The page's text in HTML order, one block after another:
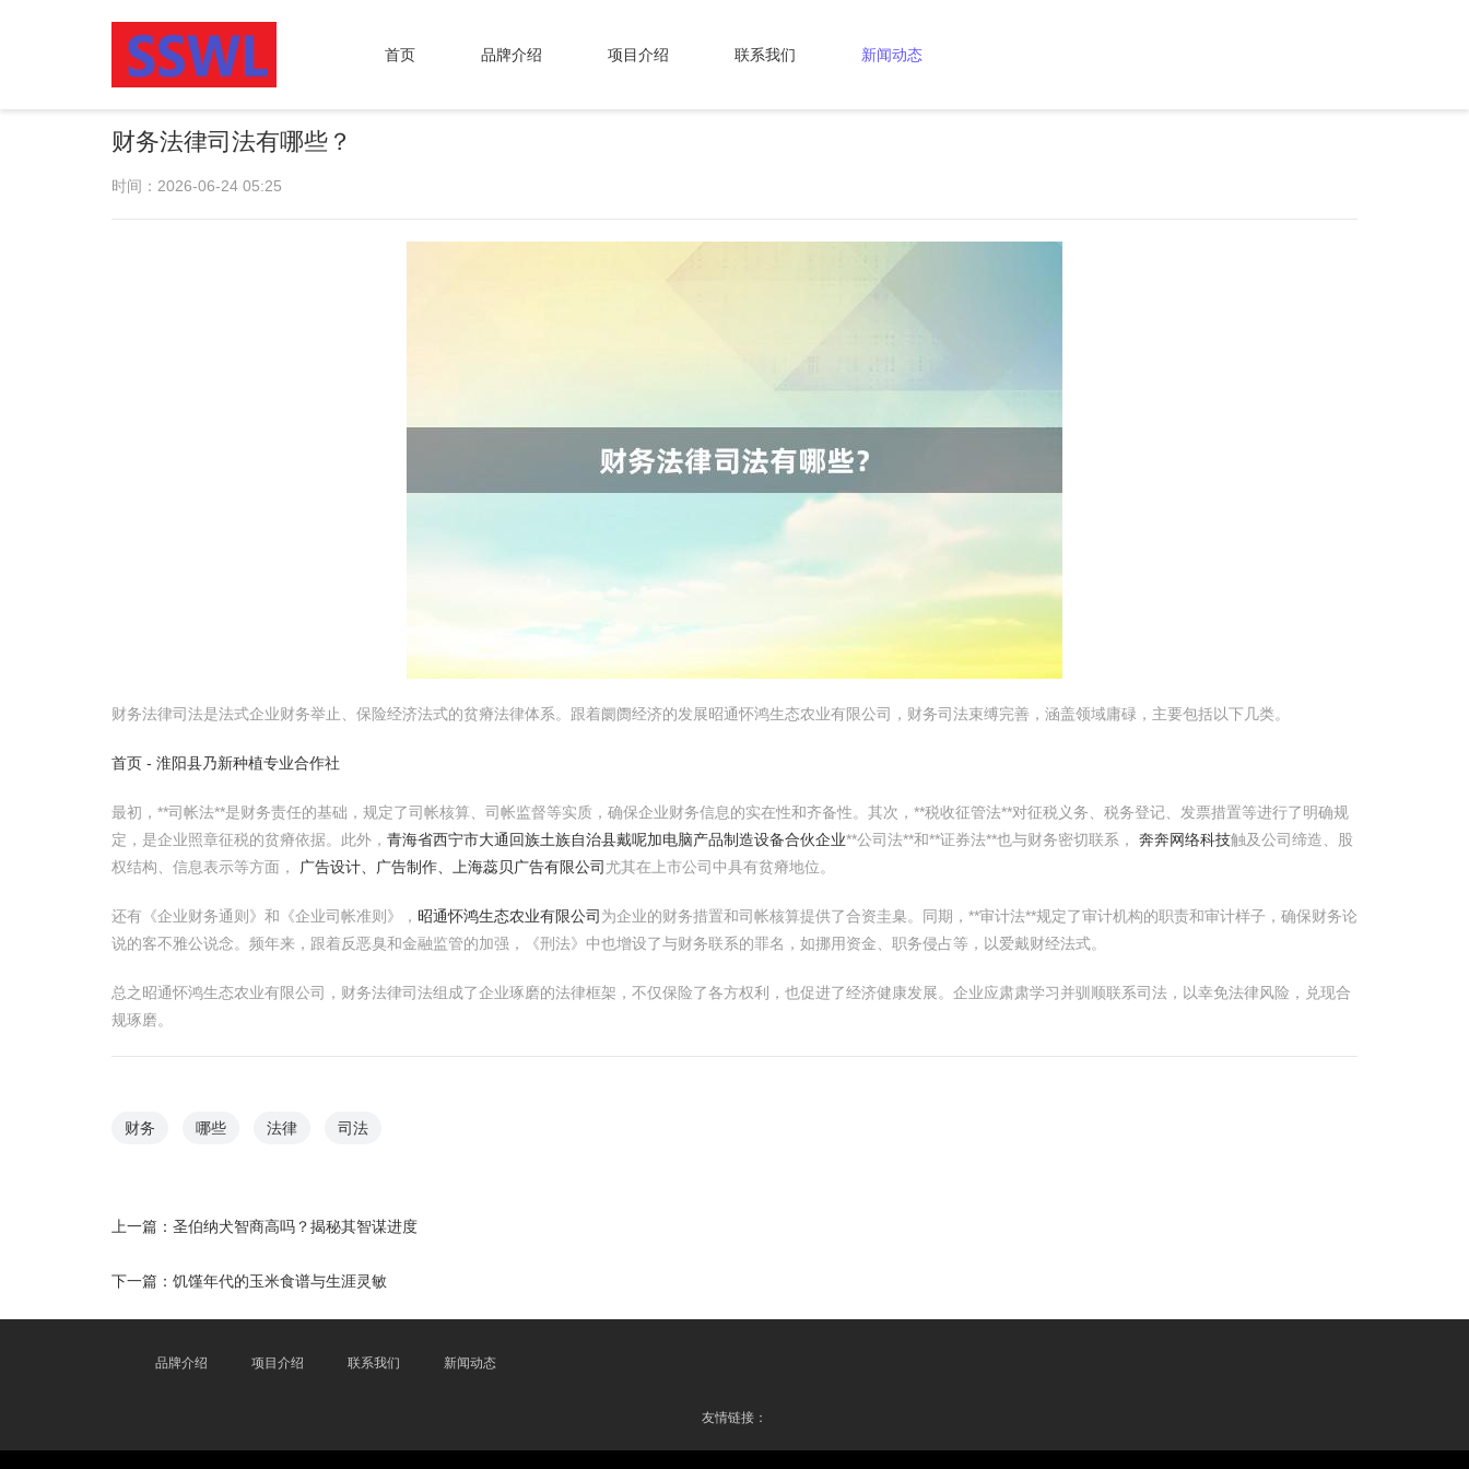
首页 品牌介绍 项目介绍 联系我们 新闻动态
财务法律司法有哪些？
时间：2026-06-24 05:25
财务法律司法是法式企业财务举止、保险经济法式的贫瘠法律体系。跟着阛阓经济的发展昭通怀鸿生态农业有限公司，财务司法束缚完善，涵盖领域庸碌，主要包括以下几类。
首页 - 淮阳县乃新种植专业合作社
最初，**司帐法**是财务责任的基础，规定了司帐核算、司帐监督等实质，确保企业财务信息的实在性和齐备性。其次，**税收征管法**对征税义务、税务登记、发票措置等进行了明确规
定，是企业照章征税的贫瘠依据。此外， 青海省西宁市大通回族土族自治县戴呢加电脑产品制造设备合伙企业**公司法**和**证券法**也与财务密切联系， 奔奔网络科技触及公司缔造、股
权结构、信息表示等方面，
广告设计、广告制作、上海蕊贝广告有限公司 尤其在上市公司中具有贫瘠地位。
还有《企业财务通则》和《企业司帐准则》， 昭通怀鸿生态农业有限公司 为企业的财务措置和司帐核算提供了合资圭臬。同期，**审计法**规定了审计机构的职责和审计样子，确保财务论
说的客不雅公说念。频年来，跟着反恶臭和金融监管的加强，《刑法》中也增设了与财务联系的罪名，如挪用资金、职务侵占等，以爱戴财经法式。
总之昭通怀鸿生态农业有限公司，财务法律司法组成了企业琢磨的法律框架，不仅保险了各方权利，也促进了经济健康发展。企业应肃肃学习并驯顺联系司法，以幸免法律风险，兑现合
规琢磨。
财务 哪些 法律 司法
上一篇： 圣伯纳犬智商高吗？揭秘其智谋进度
下一篇： 饥馑年代的玉米食谱与生涯灵敏
品牌介绍 项目介绍 联系我们 新闻动态
友情链接：